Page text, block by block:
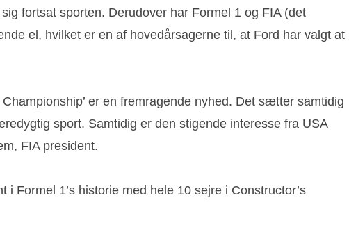
fortsat sporten. Derudover har Formel 1 og FIA (det
el, hvilket er en af hovedårsagerne til, at Ford har valgt at
er en fremragende nyhed. Det sætter samtidig
sport. Samtidig er den stigende interesse fra USA
FIA president.
Formel 1’s historie med hele 10 sejre i Constructor’s